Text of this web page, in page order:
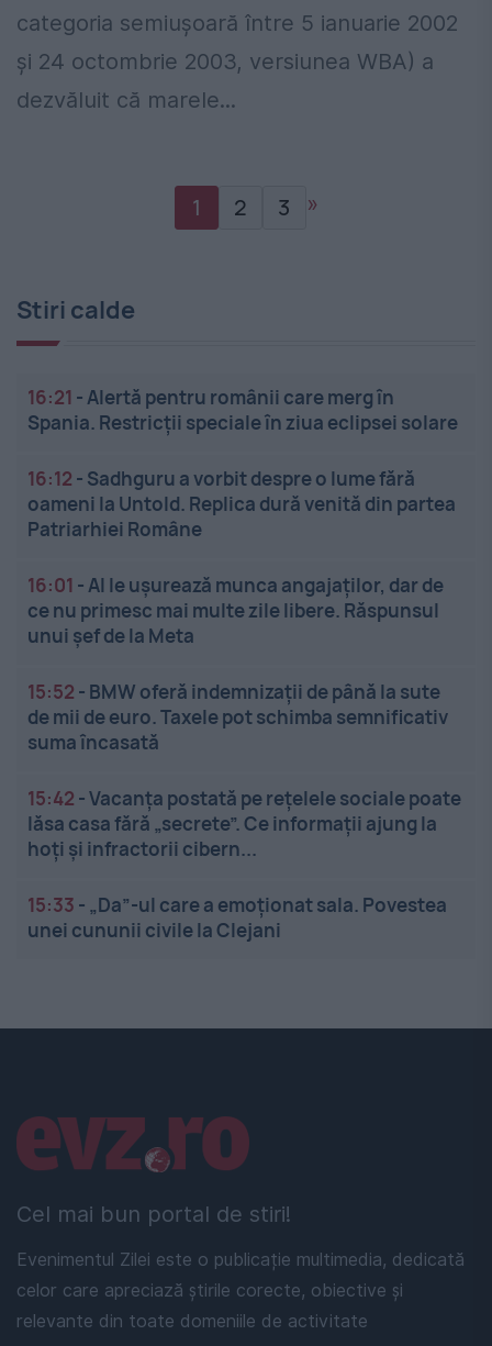
categoria semiușoară între 5 ianuarie 2002
și 24 octombrie 2003, versiunea WBA) a
dezvăluit că marele...
1 2 3 »
Stiri calde
16:21 -Alertă pentru românii care merg în
Spania. Restricții speciale în ziua eclipsei solare
16:12 - Sadhguru a vorbit despre o lume fără
oameni la Untold. Replica dură venită din partea
Patriarhiei Române
16:01 -AI le ușurează munca angajaților, dar de
ce nu primesc mai multe zile libere. Răspunsul
unui șef de la Meta
15:52 - BMW oferă indemnizații de până la sute
de mii de euro. Taxele pot schimba semnificativ
suma încasată
15:42 -Vacanța postată pe rețelele sociale poate
lăsa casa fără „secrete”. Ce informații ajung la
hoți și infractorii cibern...
15:33 - „Da”-ul care a emoționat sala. Povestea
unei cununii civile la Clejani
Cel mai bun portal de stiri!
Evenimentul Zilei este o publicație multimedia, dedicată
celor care apreciază știrile corecte, obiective și
relevante din toate domeniile de activitate
Linkuri utile